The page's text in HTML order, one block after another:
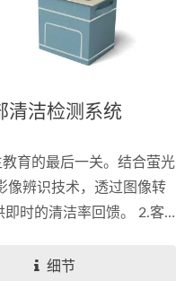
清洁检测系统
育的最后一关。结合萤光
像辨识技术，透过图像转
即时的清洁率回馈。 2.客
乐，强化感控第一道防
细节